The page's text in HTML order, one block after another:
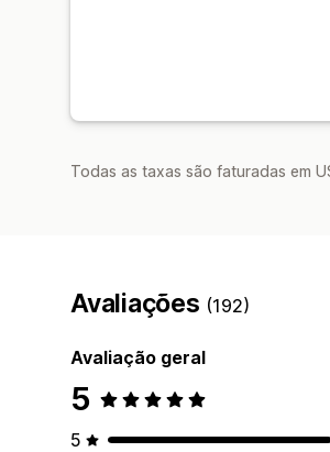
Todas as taxas são faturadas em
Avaliações (192)
Avaliação geral
5
5